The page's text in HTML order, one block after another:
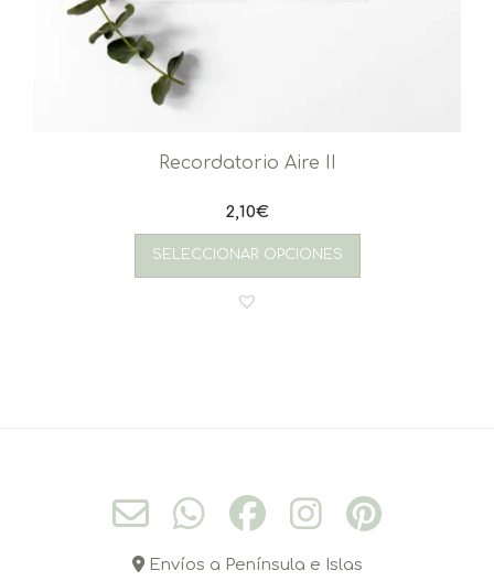
Recordatorio Aire II
2,10€
SELECCIONAR OPCIONES
Envíos a Península e Islas